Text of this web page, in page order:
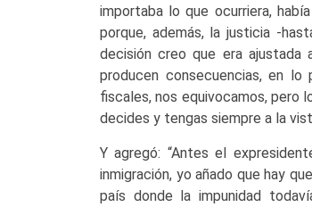
importaba lo que ocurriera,
porque, además, la justicia -
decisión creo que era ajustada
producen consecuencias, en
fiscales, nos equivocamos, pero
decides y tengas siempre a la
Y agregó: “Antes el
inmigración, yo añado que hay
país donde la impunidad